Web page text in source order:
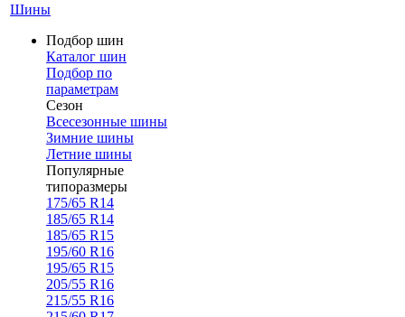
Шины
Подбор шин
Каталог шин
Подбор по
параметрам
Сезон
Всесезонные шины
Зимние шины
Летние шины
Популярные
типоразмеры
175/65 R14
185/65 R14
185/65 R15
195/60 R16
195/65 R15
205/55 R16
215/55 R16